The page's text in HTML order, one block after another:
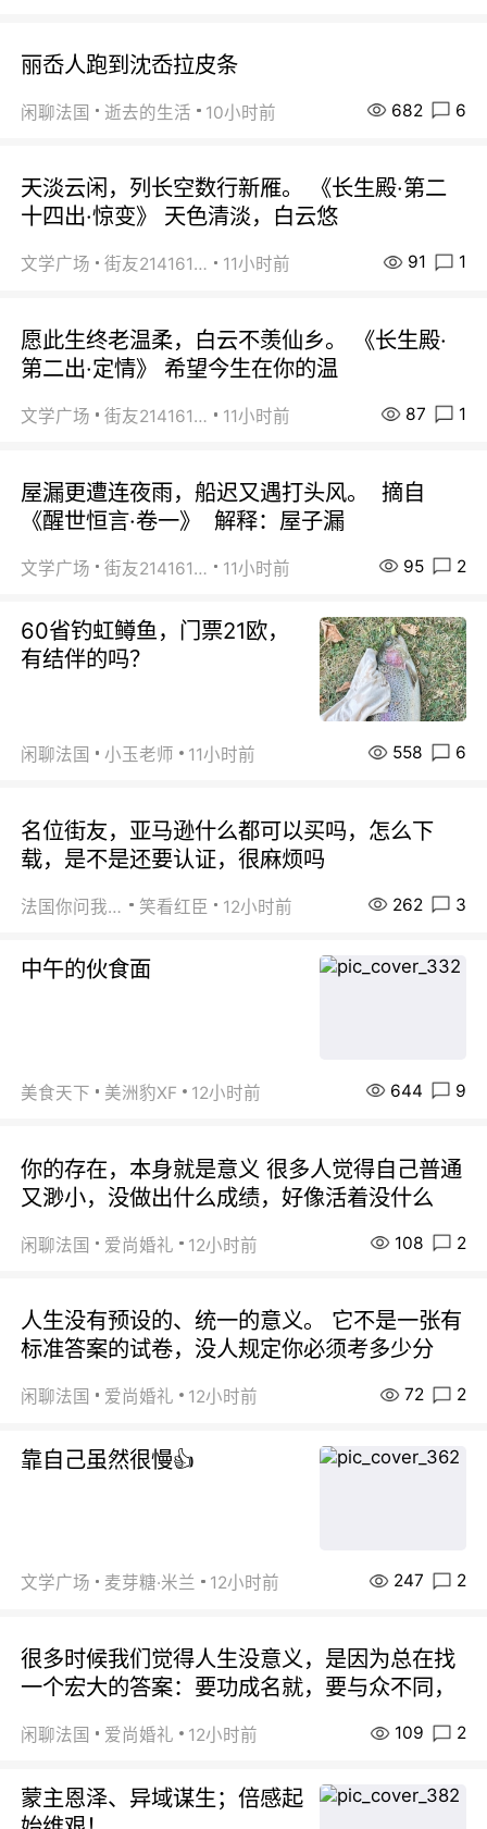
丽岙人跑到沈岙拉皮条
闲聊法国 逝去的生活 10小时前 682 6
天淡云闲，列长空数行新雁。 《长生殿·第二
十四出·惊变》 天色清淡，白云悠
文学广场 街友21416156 11小时前 91 1
愿此生终老温柔，白云不羡仙乡。 《长生殿·
第二出·定情》 希望今生在你的温
文学广场 街友21416156 11小时前 87 1
屋漏更遭连夜雨，船迟又遇打头风。 摘自
《醒世恒言·卷一》 解释：屋子漏
文学广场 街友21416156 11小时前 95 2
60省钓虹鳟鱼，门票21欧，
有结伴的吗？
闲聊法国 小玉老师 11小时前 558 6
名位街友，亚马逊什么都可以买吗，怎么下
载，是不是还要认证，很麻烦吗
法国你问我答 笑看红臣 12小时前 262 3
中午的伙食面
美食天下 美洲豹XF 12小时前 644 9
你的存在，本身就是意义 很多人觉得自己普通
又渺小，没做出什么成绩，好像活着没什么
闲聊法国 爱尚婚礼 12小时前 108 2
人生没有预设的、统一的意义。 它不是一张有
标准答案的试卷，没人规定你必须考多少分
闲聊法国 爱尚婚礼 12小时前 72 2
靠自己虽然很慢👍
文学广场 麦芽糖·米兰 12小时前 247 2
很多时候我们觉得人生没意义，是因为总在找
一个宏大的答案：要功成名就，要与众不同，
闲聊法国 爱尚婚礼 12小时前 109 2
蒙主恩泽、异域谋生；倍感起